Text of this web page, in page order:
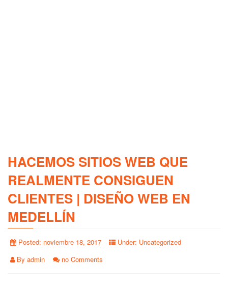
HACEMOS SITIOS WEB QUE
REALMENTE CONSIGUEN
CLIENTES | DISEÑO WEB EN
MEDELLÍN
Posted: noviembre 18, 2017 Under: Uncategorized
By admin no Comments